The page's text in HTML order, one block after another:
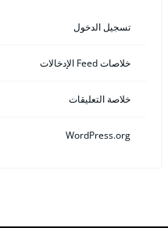
تسجيل الدخول
خلاصات Feed الإدخالات
خلاصة التعليقات
WordPress.org